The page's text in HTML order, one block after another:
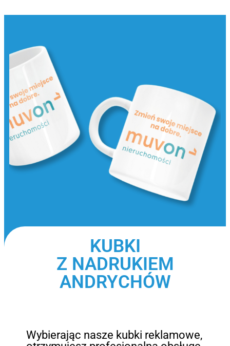
KUBKI
Z NADRUKIEM
ANDRYCHÓW
Wybierając nasze kubki reklamowe,